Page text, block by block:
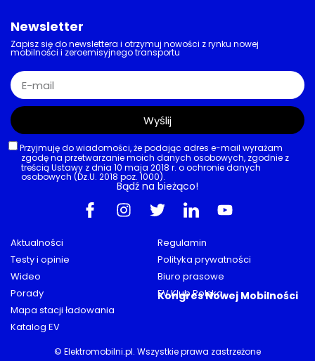
Aktualności
Testy i opinie
Wideo
Porady
Mapa stacji ładowania
Katalog EV
Regulamin
Polityka prywatności
Biuro prasowe
EV Klub Polska
Kongres Nowej Mobilności
Newsletter
Zapisz się do newslettera i otrzymuj nowości z rynku nowej
mobilności i zeroemisyjnego transportu
Przyjmuję do wiadomości, że podając adres e-mail wyrażam
zgodę na przetwarzanie moich danych osobowych, zgodnie z
treścią Ustawy z dnia 10 maja 2018 r. o ochronie danych
osobowych (Dz.U. 2018 poz. 1000).
Wyślij
Bądź na bieżąco!
© Elektromobilni.pl. Wszystkie prawa zastrzeżone